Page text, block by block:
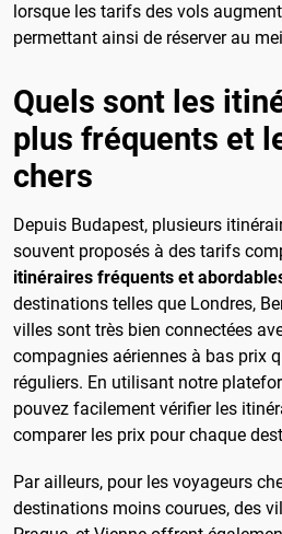
lorsque les tarifs des vols
permettant ainsi de réserver au
Quels sont les
plus fréquents et
chers
Depuis Budapest, plusieurs
souvent proposés à des tarifs
itinéraires fréquents et
destinations telles que Londres,
villes sont très bien connectées
compagnies aériennes à bas prix
réguliers. En utilisant notre
pouvez facilement vérifier les
comparer les prix pour chaque
Par ailleurs, pour les voyageurs
destinations moins courues, des